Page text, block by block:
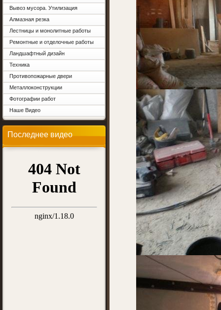
Вывоз мусора. Утилизация
Алмазная резка
Лестницы и монолитные работы
Ремонтные и отделочные работы
Ландшафтный дизайн
Техника
Противопожарные двери
Металлоконструкции
Фотографии работ
Наше Видео
Последнее видео